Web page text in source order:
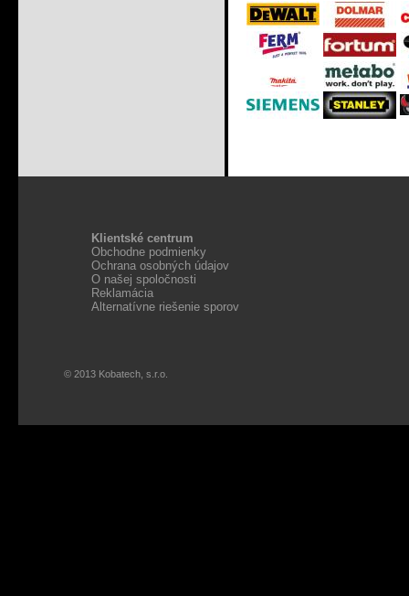
Klientské centrum
Obchodne podmienky
Ochrana osobných údajov
O našej spoločnosti
Reklamácia
Alternatívne riešenie sporov
© 2013 Kobatech, s.r.o.